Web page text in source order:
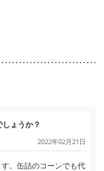
ょうか？
2022年02月21日
。缶詰のコーンでも代